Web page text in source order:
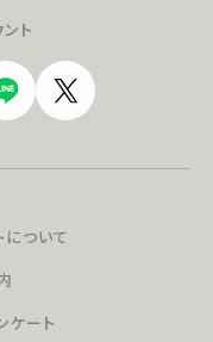
ト
について
ケート